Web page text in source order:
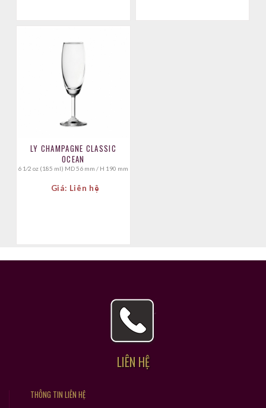
LY CHAMPAGNE CLASSIC
OCEAN
6 1⁄2 oz (185 ml) MD 56 mm / H 190 mm
Giá: Liên hệ
LIÊN HỆ
THÔNG TIN LIÊN HỆ